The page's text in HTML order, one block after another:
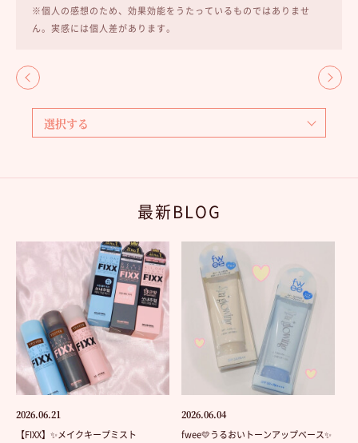
※個人の感想のため、効果効能をうたっているものではありませ
ん。実感には個人差があります。
最新BLOG
2026.06.21
【FIXX】✨メイクキープミスト
2026.06.04
fwee💛うるおいトーンアップベース✨